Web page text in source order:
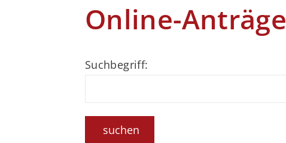
Online-Anträge
Suchbegriff:
suchen